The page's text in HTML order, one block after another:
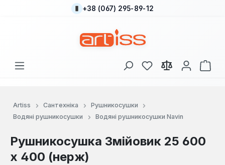
Перейти до основного вмісту
+38 (067) 295-89-12
У вас є 0 у списку
Artiss Сантехніка
Рушникосушки
Водяні рушникосушки
Водяні рушникосушки Navin
Рушникосушка Змійовик 25 600
х 400 (нерж)